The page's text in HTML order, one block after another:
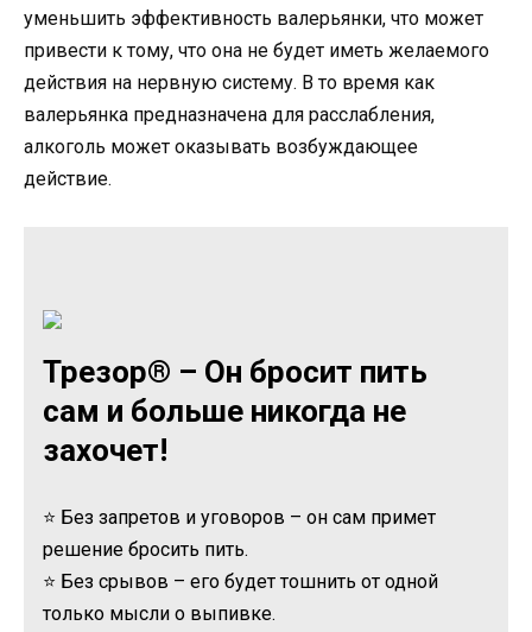
уменьшить эффективность валерьянки, что может
привести к тому, что она не будет иметь желаемого
действия на нервную систему. В то время как
валерьянка предназначена для расслабления,
алкоголь может оказывать возбуждающее
действие.
Трезор® – Он бросит пить
сам и больше никогда не
захочет!
⭐ Без запретов и уговоров – он сам примет
решение бросить пить.
⭐ Без срывов – его будет тошнить от одной
только мысли о выпивке.